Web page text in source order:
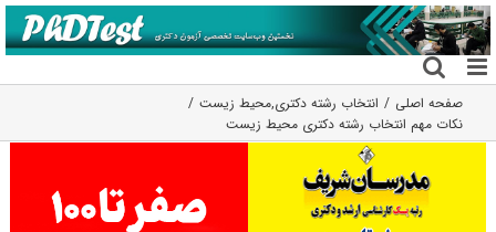
رفتن
به
محتوا
صفحه اصلی انتخاب رشته دکتری,محیط زیست
نکات مهم انتخاب رشته دکتری محیط ‌زیست